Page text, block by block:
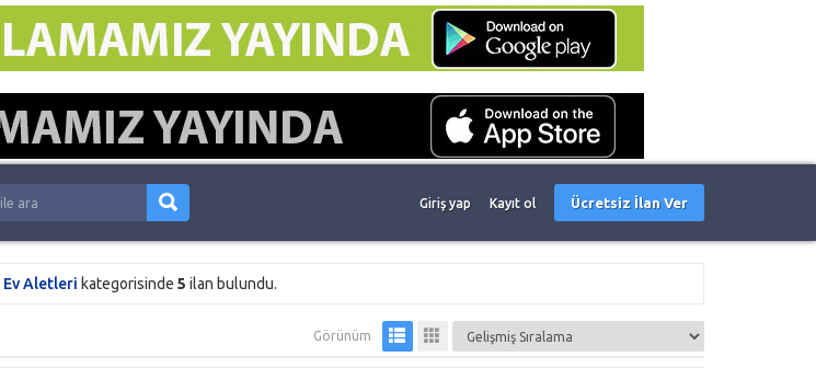
Giriş yap Kayıt ol Ücretsiz İlan Ver
Aletleri kategorisinde 5 ilan bulundu.
Görünüm